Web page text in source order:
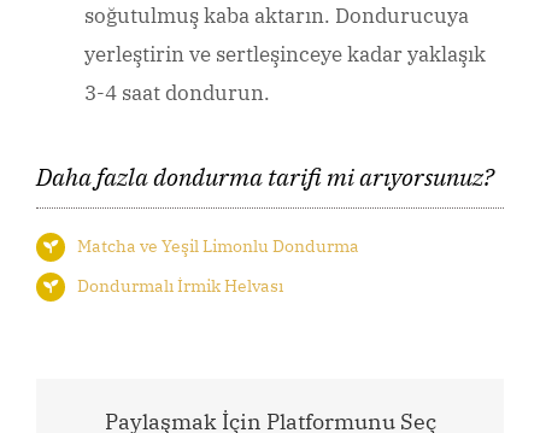
soğutulmuş kaba aktarın. Dondurucuya
yerleştirin ve sertleşinceye kadar yaklaşık
3-4 saat dondurun.
Daha fazla dondurma tarifi mi arıyorsunuz?
Matcha ve Yeşil Limonlu Dondurma
Dondurmalı İrmik Helvası
Paylaşmak İçin Platformunu Seç